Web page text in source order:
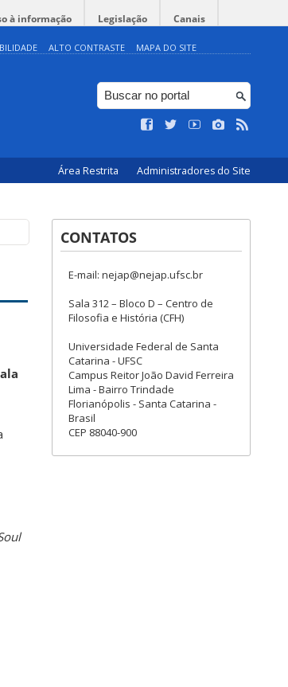
à informação Legislação Canais
ALTO CONTRASTE MAPA DO SITE
Área Restrita Administradores do Site
CONTATOS
E-mail: nejap@nejap.ufsc.br
Sala 312 – Bloco D – Centro de
Filosofia e História (CFH)
Universidade Federal de Santa
Catarina - UFSC
Campus Reitor João David Ferreira
Lima - Bairro Trindade
Florianópolis - Santa Catarina -
Brasil
CEP 88040-900